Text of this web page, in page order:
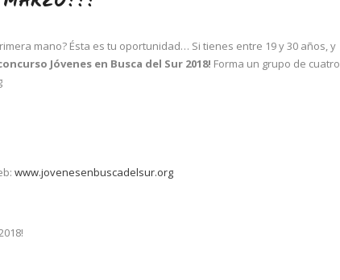
mano? Ésta es tu oportunidad… Si tienes entre 19 y 30 años, y
Jóvenes en Busca del Sur 2018! Forma un grupo de cuatro
www.jovenesenbuscadelsur.org